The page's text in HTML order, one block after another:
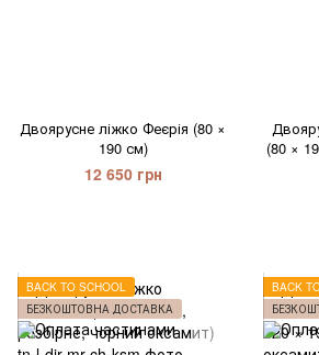
Двоярусне ліжко Феєрія (80 ×
190 см)
12 650 грн
(80 ×
BACK TO SCHOOL
БЕЗКОШТОВНА ДОСТАВКА
BACK